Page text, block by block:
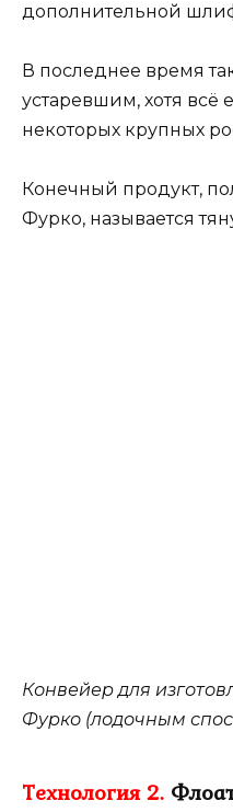
дополнительной
В последнее время
устаревшим, хотя всё
некоторых крупных
Конечный продукт,
Фурко, называется
Конвейер для
Фурко (лодочным
Технология 2.